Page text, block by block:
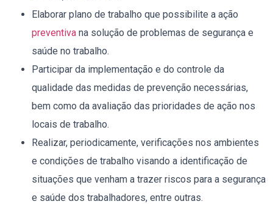
Elaborar plano de trabalho que possibilite a ação
preventiva na solução de problemas de segurança e
saúde no trabalho.
Participar da implementação e do controle da
qualidade das medidas de prevenção necessárias,
bem como da avaliação das prioridades de ação nos
locais de trabalho.
Realizar, periodicamente, verificações nos ambientes
e condições de trabalho visando a identificação de
situações que venham a trazer riscos para a segurança
e saúde dos trabalhadores, entre outras.